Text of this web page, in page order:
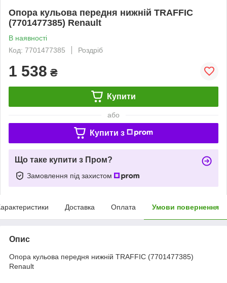
Опора кульова передня нижній TRAFFIC
(7701477385) Renault
В наявності
Код: 7701477385
Роздріб
1 538 ₴
Купити
або
Купити з
Що таке купити з Пром?
Замовлення під захистом
Доставка Оплата Умови повернення
Опис
Опора кульова передня нижній TRAFFIC (7701477385)
Renault